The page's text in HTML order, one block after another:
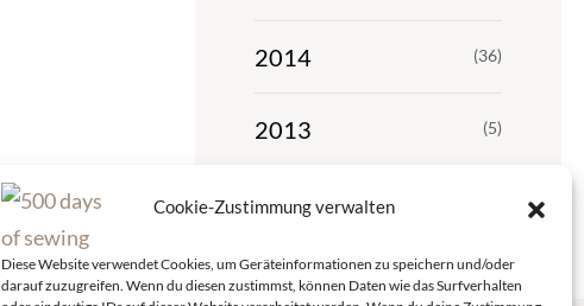
Cookie-Zustimmung verwalten
Diese Website verwendet Cookies, um Geräteinformationen zu speichern und/oder
darauf zuzugreifen. Wenn du diesen zustimmst, können Daten wie das Surfverhalten
2014 (36)
2013 (5)